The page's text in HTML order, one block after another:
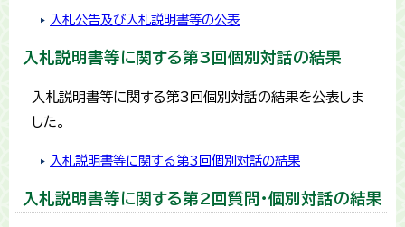
入札公告及び入札説明書等の公表
入札説明書等に関する第3回個別対話の結果
入札説明書等に関する第3回個別対話の結果を公表しま
した。
入札説明書等に関する第3回個別対話の結果
入札説明書等に関する第2回質問・個別対話の結果